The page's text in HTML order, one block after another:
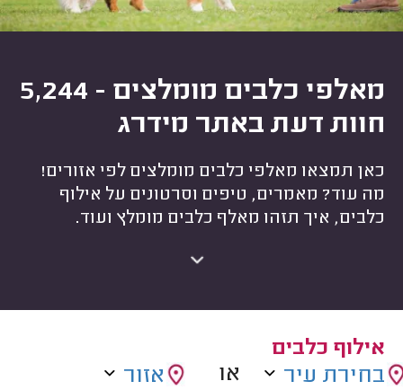
מאלפי כלבים מומלצים - 5,244
חוות דעת באתר מידרג
כאן תמצאו מאלפי כלבים מומלצים לפי אזורים!
מה עוד? מאמרים, טיפים וסרטונים על אילוף
כלבים, איך תזהו מאלף כלבים מומלץ ועוד.
אילוף כלבים
בחירת עיר או אזור